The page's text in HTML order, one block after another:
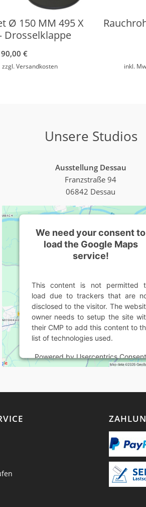
Ø 150 MM 495 X
Drosselklappe
90,00 €
zzgl.Versandkosten inkl.
Unsere Studios
Ausstellung Dessau
Franzstraße 94
06842 Dessau
We need your consent to
load the Google Maps
service!
This content is not permitted
load due to trackers that are
disclosed to the visitor. The
owner needs to setup the site
their CMP to add this content to
list of technologies used.
Powered byUsercentrics
Management Platform